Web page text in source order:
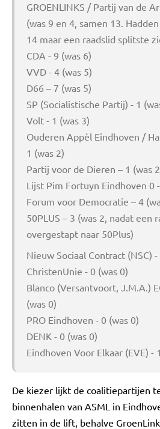
GROENLINKS / Partij van de
(was 9 en 4, samen 13.
14 maar een raadslid splitste
CDA - 9 (was 6)
VVD - 4 (was 5)
D66 – 7 (was 5)
SP (Socialistische Partij) - 1
Volt - 1 (was 3)
Ouderen Appèl Eindhoven /
1 (was 2)
Partij voor de Dieren – 1 (was
Lijst Pim Fortuyn Eindhoven 0
Forum voor Democratie – 4
50PLUS – 3 (was 2, nadat een
overgestapt naar 50Plus)
Nieuw Sociaal Contract (NSC)
ChristenUnie - 0 (was 0)
Blanco (Versantvoort, J.M.A.)
(was 0)
PRO Eindhoven - 0 (was 0)
DENK - 0 (was 0)
Eindhoven Voor Elkaar (EVE) -
De kiezer lijkt de coalitiepartijen
binnenhalen van ASML in
zitten in de lift, behalve